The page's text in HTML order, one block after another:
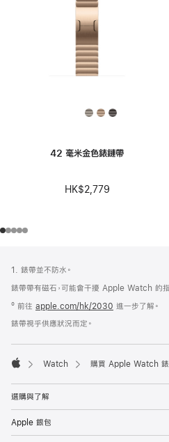
42 毫米金色錶鏈帶
HK$2,779
腳
1. 錶帶並不防水。
錶帶帶有磁石，可能會干擾 Apple Watch 的
º 前往 apple.com/hk/2030 進一步了解。
錶帶視乎供應狀況而定。
Watch 購買 Apple Watch 錶
選購與了解
Apple 銀包